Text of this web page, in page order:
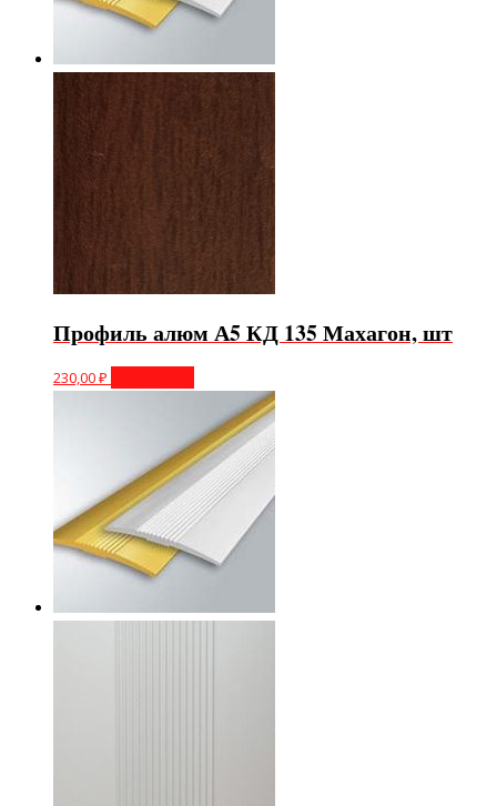
Профиль алюм А5 КД 135 Махагон, шт
230,00₽